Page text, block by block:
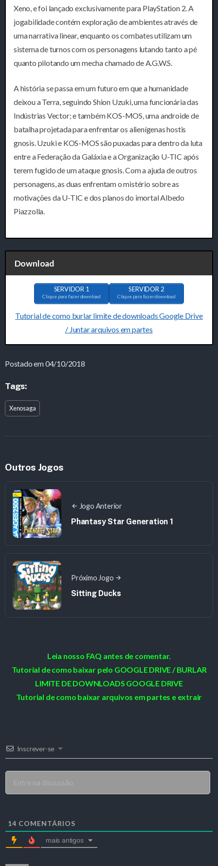
Xeno, e foi lançado exclusivamente para PlayStation 2. A
jogabilidade contém exploração de ambientes através de
uma narrativa linear, enquanto os combates utilizam um
sistema de turnos com os personagens lutando tanto a pé
quanto pilotando um mecha chamado de A.G.W.S.
A história se passa em um futuro em que a humanidade
deixou a Terra, seguindo Shion Uzuki, uma funcionária das
Indústrias Vector; e também KOS-MOS, uma androide de
batalha projetada para enfrentar os alienígenas hostis
gnosis. Uzuki e KOS-MOS são puxadas para dentro da luta
entre a Federação da Galáxia e a Organização U-TIC após
terem fugido de um ataque gnosis. Com a ajuda de outros
personagens, as duas enfrentam o mistério sobre as
motivações da U-TIC e dos planos do imortal Albedo
Piazzolla.
Download
SERVIDOR 1
Clique para fazer download
SERVIDOR 2
Clique para fazer download
Tutorial de como burlar limite de downloads Google Drive
/ Juntar arquivos em partes
Postado em 04/10/2018
Tags:
Xenosaga
Outros Jogos
Jogo Anterior
Phantasy Star Generation 1
Próximo Jogo
Sitting Ducks
Leia nosso FAQ antes de comentar.
Tutorial de como baixar pelo GOOGLE DRIVE / BURLAR
LIMITE DE DOWNLOADS GOOGLE DRIVE
Tutorial de como baixar arquivos em partes e extrair
Inscrever-se
14 COMENTÁRIOS
mais antigos